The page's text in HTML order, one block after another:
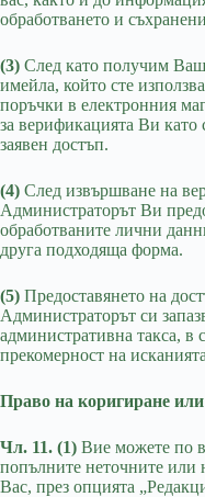
обработването и
(3) След като получим
имейла, който сте
поръчки в електронния
за верификацията Ви като
заявен достъп.
(4) След извършване на
Администраторът Ви
обработваните лични
друга подходяща форма.
(5) Предоставянето на
Администраторът си
административна такса, в
прекомерност на
Право на коригиране
Чл. 11. (1) Вие можете по
попълните неточните или
Вас, през опцията